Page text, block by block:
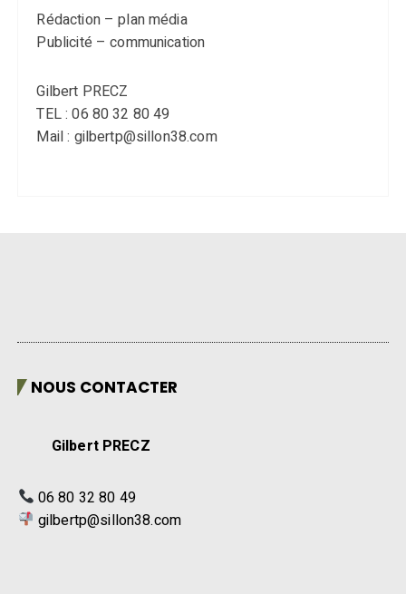
Rédaction – plan média
Publicité – communication
Gilbert PRECZ
TEL : 06 80 32 80 49
Mail : gilbertp@sillon38.com
NOUS CONTACTER
Gilbert PRECZ
06 80 32 80 49
gilbertp@sillon38.com